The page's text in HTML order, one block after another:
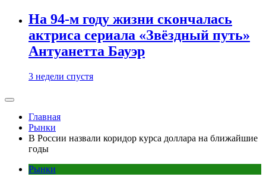
На 94-м году жизни скончалась
актриса сериала «Звёздный путь»
Антуанетта Бауэр
3 недели спустя
Главная
Рынки
В России назвали коридор курса доллара на ближайшие
годы
Рынки